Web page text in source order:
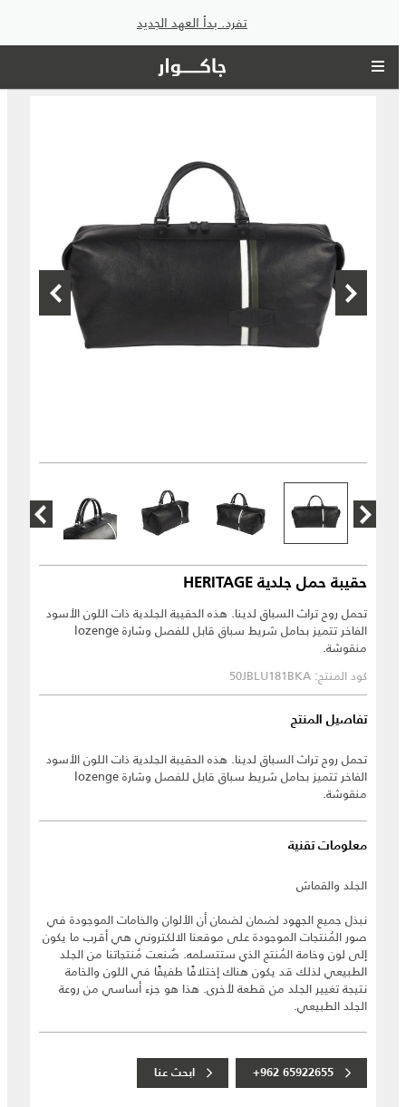
تفرد. بدأ العهد الجديد
حقيبة حمل جلدية HERITAGE
تحمل روح تراث السباق لدينا. هذه الحقيبة الجلدية ذات اللون الأسود
الفاخر تتميز بحامل شريط سباق قابل للفصل وشارة lozenge
منقوشة.
كود المنتج: 50JBLU181BKA
تفاصيل المنتج
تحمل روح تراث السباق لدينا. هذه الحقيبة الجلدية ذات اللون الأسود
الفاخر تتميز بحامل شريط سباق قابل للفصل وشارة lozenge
منقوشة.
معلومات تقنية
الجلد والقماش
نبذل جميع الجهود لضمان لضمان أن الألوان والخامات الموجودة في
صور المُنتجات الموجودة على موقعنا الالكتروني هي أقرب ما يكون
إلى لون وخامة المُنتج الذي ستتسلمه. صُنعت مُنتجاتنا من الجلد
الطبيعي لذلك قد يكون هناك إختلافًا طفيفًا في اللون والخامة
نتيجة تغيير الجلد من قطعة لأخرى. هذا هو جزء أساسي من روعة
الجلد الطبيعي.
+962 65922655 ابحث عنا